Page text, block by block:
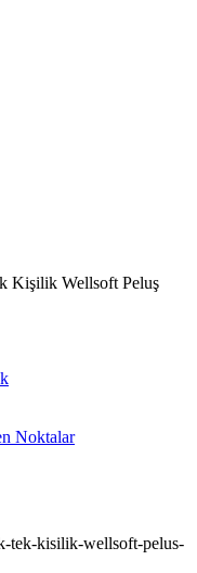
Kişilik Wellsoft Peluş
Noktalar
tek-kisilik-wellsoft-pelus-